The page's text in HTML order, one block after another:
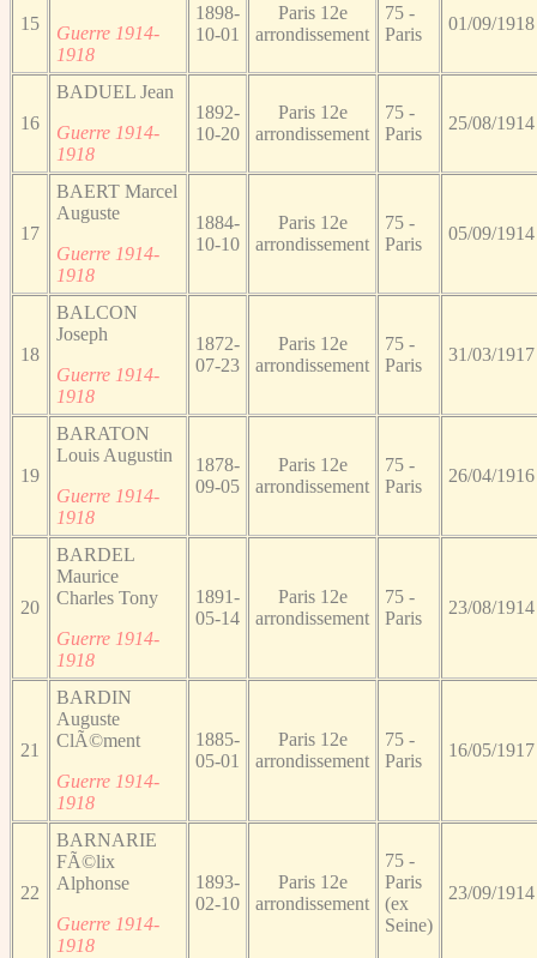
15
Guerre 1914-
1918
1898-
10-01
Paris 12e
arrondissement
75 -
Paris
01/09/1918
16
BADUEL Jean
Guerre 1914-
1918
1892-
10-20
Paris 12e
arrondissement
75 -
Paris
25/08/1914
17
BAERT Marcel
Auguste
Guerre 1914-
1918
1884-
10-10
Paris 12e
arrondissement
75 -
Paris
05/09/1914
18
BALCON
Joseph
Guerre 1914-
1918
1872-
07-23
Paris 12e
arrondissement
75 -
Paris
31/03/1917
19
BARATON
Louis Augustin
Guerre 1914-
1918
1878-
09-05
Paris 12e
arrondissement
75 -
Paris
26/04/1916
20
BARDEL
Maurice
Charles Tony
Guerre 1914-
1918
1891-
05-14
Paris 12e
arrondissement
75 -
Paris
23/08/1914
21
BARDIN
Auguste
ClÃ©ment
Guerre 1914-
1918
1885-
05-01
Paris 12e
arrondissement
75 -
Paris
16/05/1917
22
BARNARIE
FÃ©lix
Alphonse
Guerre 1914-
1918
1893-
02-10
Paris 12e
arrondissement
75 -
Paris
(ex
Seine)
23/09/1914